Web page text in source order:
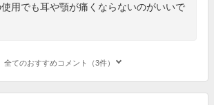
用でも耳や顎が痛くならないのがいいで
全てのおすすめコメント（3件）